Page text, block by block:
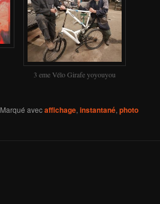
3 eme Vélo Girafe yoyouyou
Marqué avecaffichage,instantané,photo